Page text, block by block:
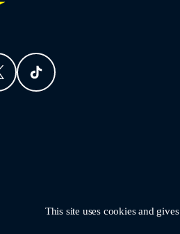
This site uses cookies and